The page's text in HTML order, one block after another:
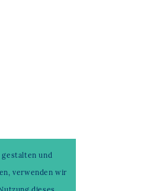
gestalten und
verwenden wir